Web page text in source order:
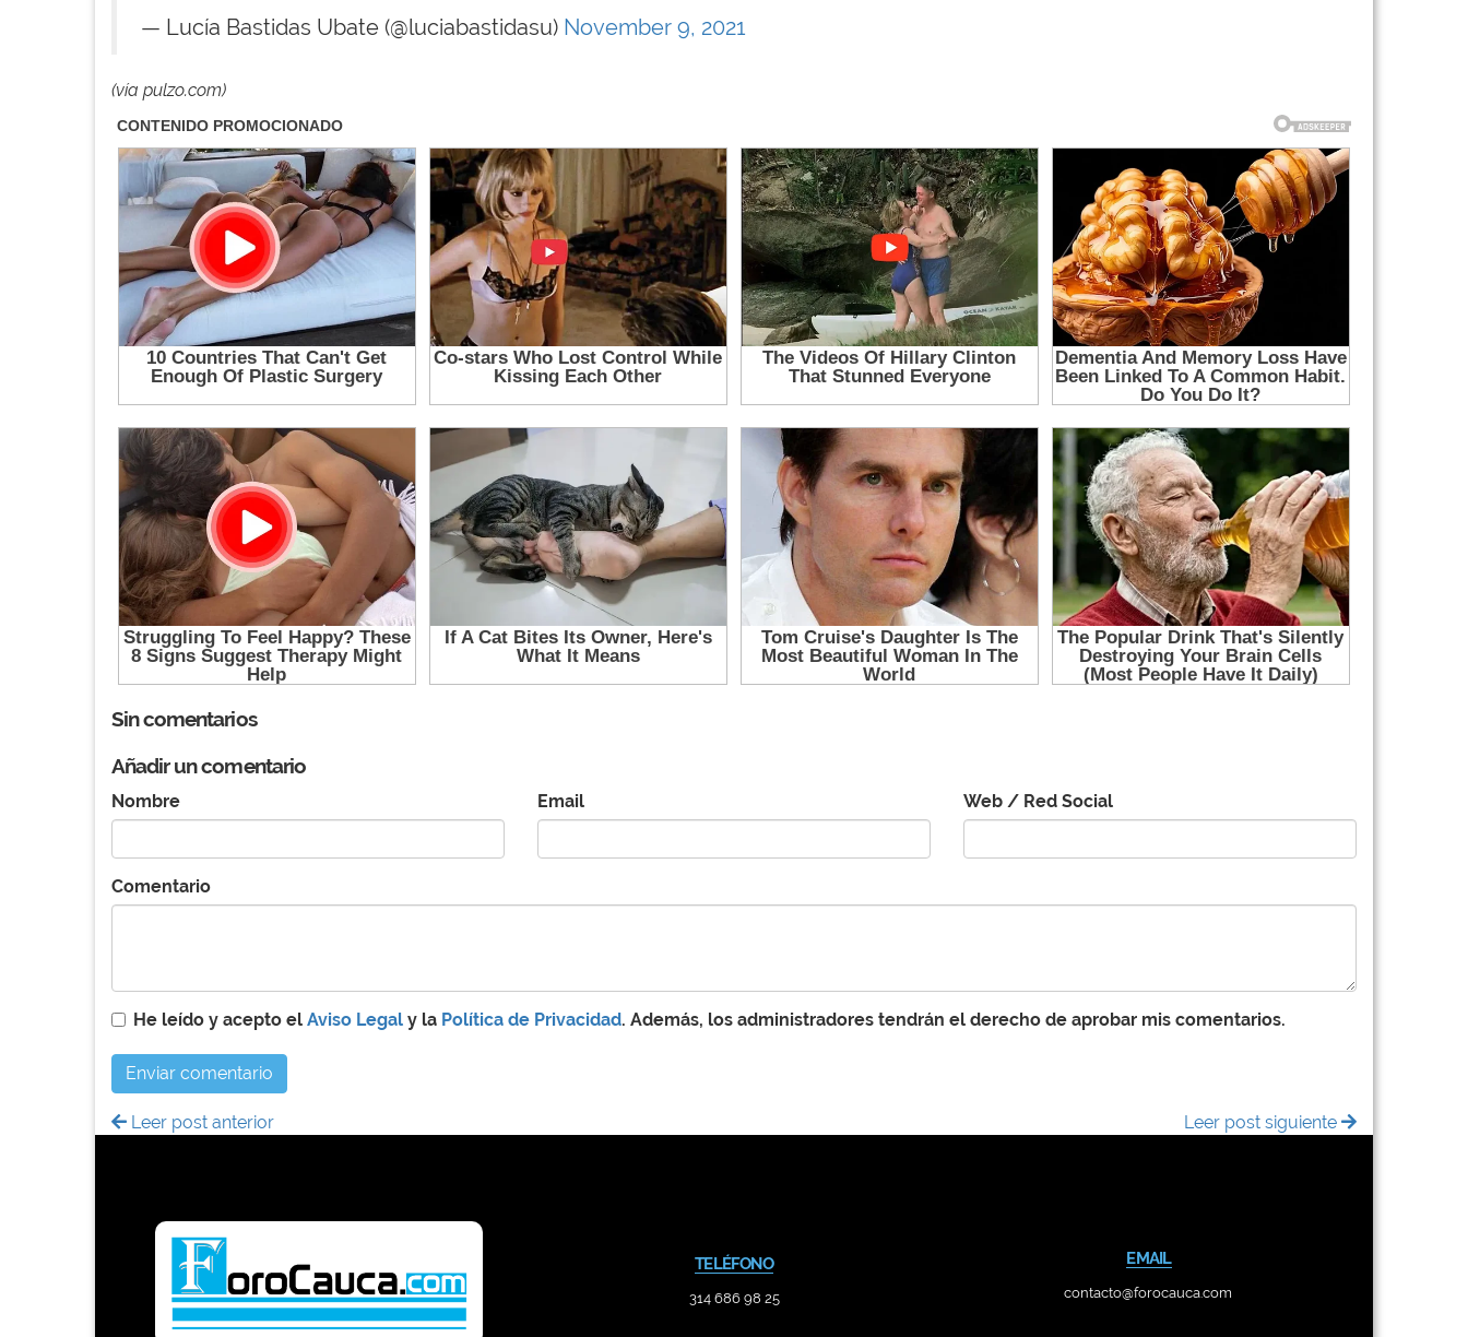
— Lucía Bastidas Ubate (@luciabastidasu) November 9, 2021
(vía pulzo.com)
Sin comentarios
Añadir un comentario
Nombre Email Web / Red Social
Comentario
He leído y acepto el Aviso Legal y la Política de Privacidad. Además, los administradores tendrán el derecho de aprobar mis comentarios.
Enviar comentario
Leer post anterior Leer post siguiente
TELÉFONO
314 686 98 25
EMAIL
contacto@forocauca.com